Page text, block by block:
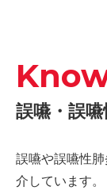
誤嚥・誤
誤嚥や誤嚥性
介しています。